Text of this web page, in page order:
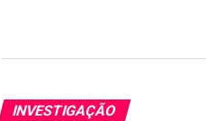
INVESTIGAÇÃO